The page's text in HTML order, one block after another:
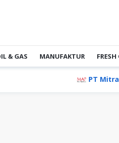
& GAS MANUFAKTUR
PT Mitra